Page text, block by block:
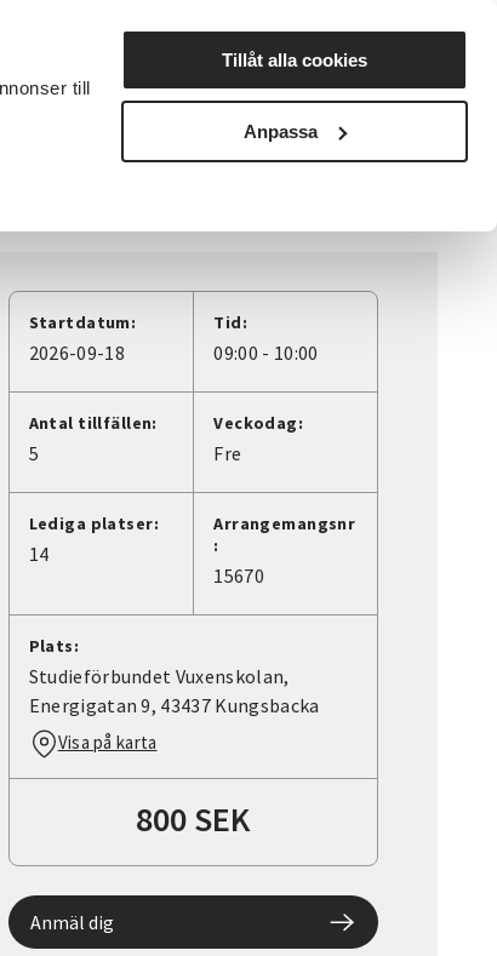
till
Tillåt alla cookies
Anpassa
Nyheter Avdelningar
Startdatum:
2026-09-18
Tid:
09:00 - 10:00
Antal tillfällen:
5
Veckodag:
Fre
Lediga platser:
14
Arrangemangsnr
:
15670
Plats:
Studieförbundet Vuxenskolan,
Energigatan 9, 43437 Kungsbacka
Visa på karta
800 SEK
Anmäl dig